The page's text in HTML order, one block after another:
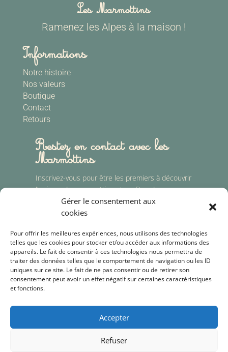
Gérer le consentement aux
cookies
Pour offrir les meilleures expériences, nous utilisons des technologies
telles que les cookies pour stocker et/ou accéder aux informations des
appareils. Le fait de consentir à ces technologies nous permettra de
traiter des données telles que le comportement de navigation ou les ID
uniques sur ce site. Le fait de ne pas consentir ou de retirer son
consentement peut avoir un effet négatif sur certaines caractéristiques
et fonctions.
Accepter
Refuser
Les Marmottins
Ramenez les Alpes à la maison !
Informations
Notre histoire
Nos valeurs
Boutique
Contact
Retours
Restez en contact avec les
Marmottins
Inscrivez-vous pour être les premiers à découvrir
l'univers des marmottins et profitez de nos
surprises pour le lancement...
Je m'abonne
Vos données sont confidentielles, nous ne les
utilisons que dans le cadre de nos lettres